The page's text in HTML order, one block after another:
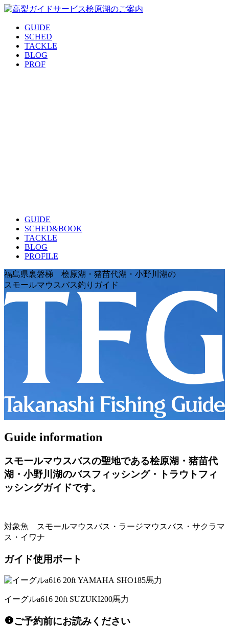
GUIDE
SCHED
TACKLE
BLOG
PROF
GUIDE
SCHED&BOOK
TACKLE
BLOG
PROFILE
福島県裏磐梯 桧原湖・猪苗代湖・小野川湖の
スモールマウスバス釣りガイド
Guide information
スモールマウスバスの聖地である桧原湖・猪苗代
湖・小野川湖のバスフィッシング・トラウトフィ
ッシングガイドです。
対象魚 スモールマウスバス・ラージマウスバス・サクラマ
ス・イワナ
ガイド使用ボート
イーグルa616 20ft SUZUKI200馬力
ご予約前にお読みください